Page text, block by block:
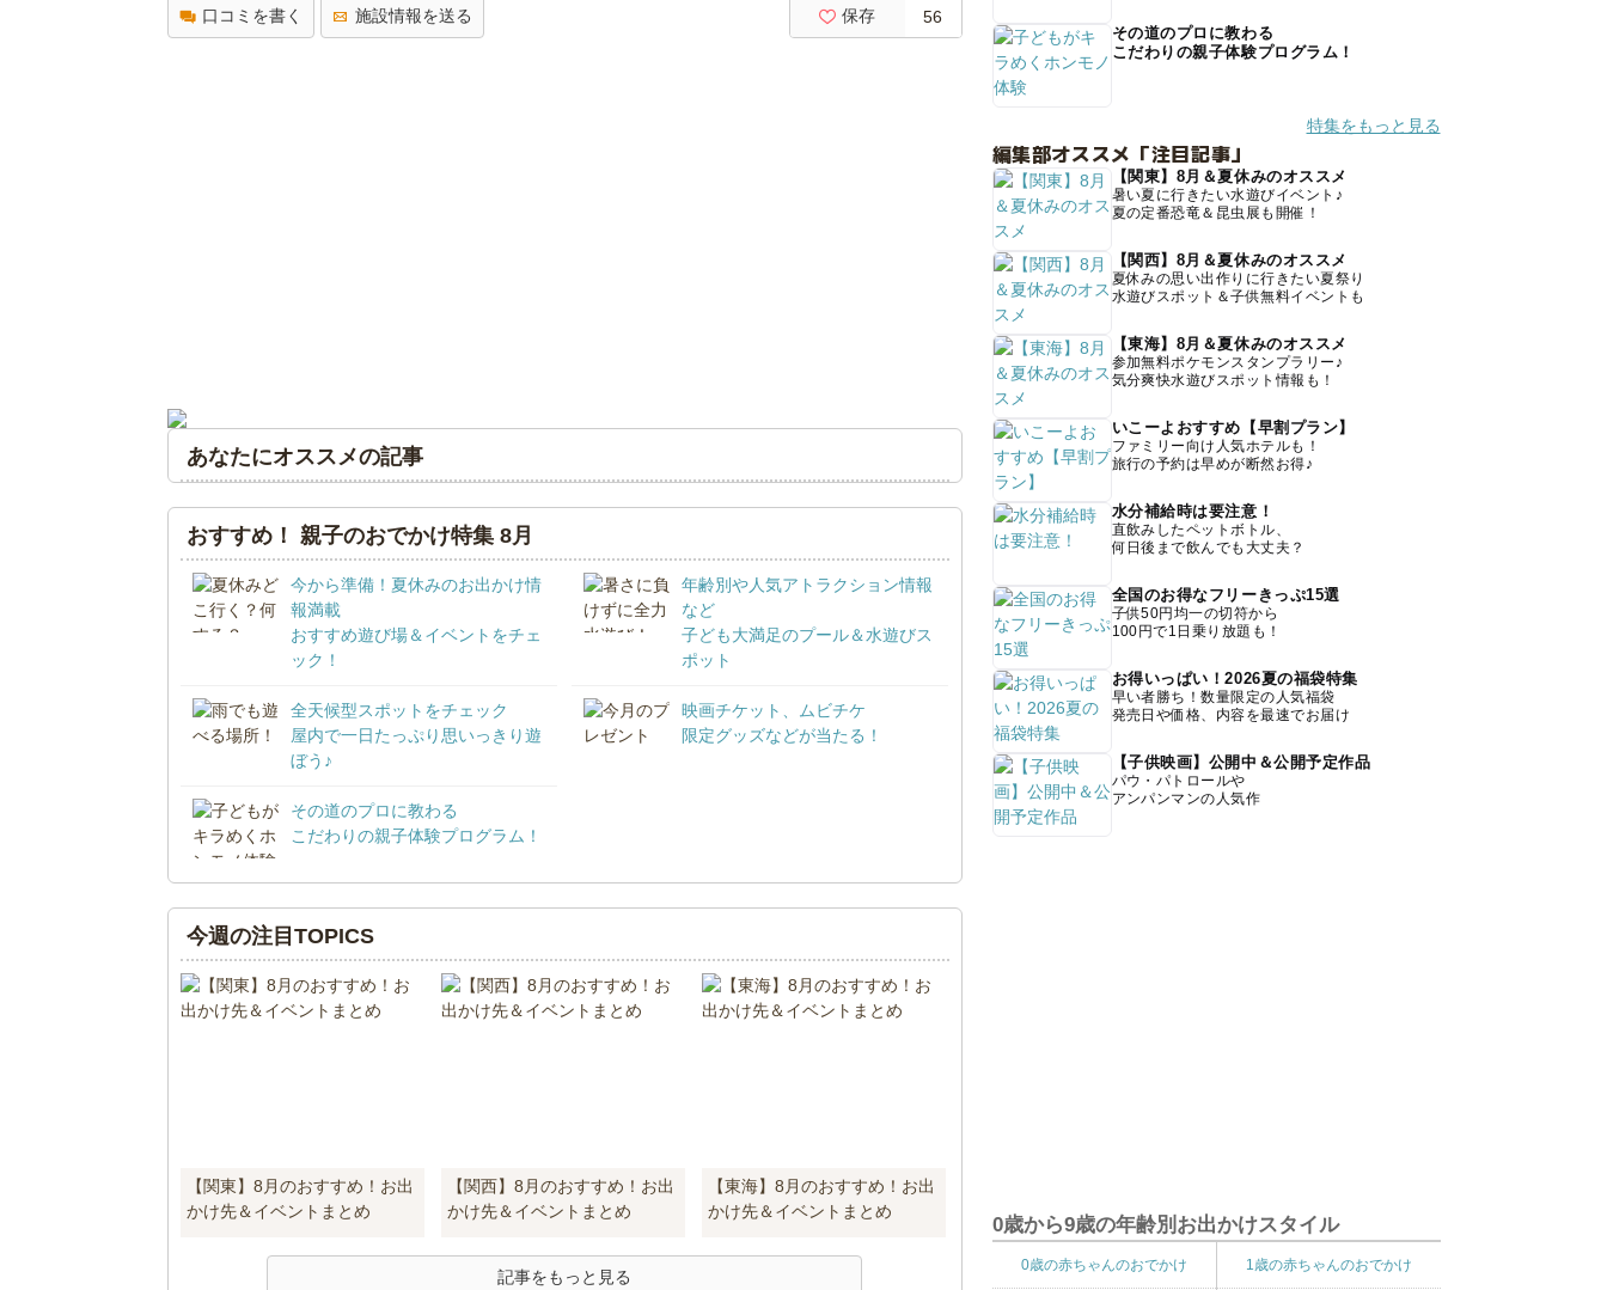
口コミを書く 施設情報を送る 保存 56
あなたにオススメの記事
おすすめ！ 親子のおでかけ特集 8月
今から準備！夏休みのお出かけ情
報満載
おすすめ遊び場＆イベントをチェ
ック！
年齢別や人気アトラクション情報
など
子ども大満足のプール＆水遊びス
ポット
全天候型スポットをチェック
屋内で一日たっぷり思いっきり遊
ぼう♪
映画チケット、ムビチケ
限定グッズなどが当たる！
その道のプロに教わる
こだわりの親子体験プログラム！
今週の注目TOPICS
【関東】8月のおすすめ！お出
かけ先＆イベントまとめ
【関西】8月のおすすめ！お出
かけ先＆イベントまとめ
【東海】8月のおすすめ！お出
かけ先＆イベントまとめ
記事をもっと見る
その道のプロに教わる
こだわりの親子体験プログラム！
特集をもっと見る
編集部オススメ「注目記事」
【関東】8月＆夏休みのオススメ
暑い夏に行きたい水遊びイベント♪
夏の定番恐竜＆昆虫展も開催！
【関西】8月＆夏休みのオススメ
夏休みの思い出作りに行きたい夏祭り
水遊びスポット＆子供無料イベントも
【東海】8月＆夏休みのオススメ
参加無料ポケモンスタンプラリー♪
気分爽快水遊びスポット情報も！
いこーよおすすめ【早割プラン】
ファミリー向け人気ホテルも！
旅行の予約は早めが断然お得♪
水分補給時は要注意！
直飲みしたペットボトル、
何日後まで飲んでも大丈夫？
全国のお得なフリーきっぷ15選
子供50円均一の切符から
100円で1日乗り放題も！
お得いっぱい！2026夏の福袋特集
早い者勝ち！数量限定の人気福袋
発売日や価格、内容を最速でお届け
【子供映画】公開中＆公開予定作品
パウ・パトロールや
アンパンマンの人気作
0歳から9歳の年齢別お出かけスタイル
0歳の赤ちゃんのおでかけ 1歳の赤ちゃんのおでかけ